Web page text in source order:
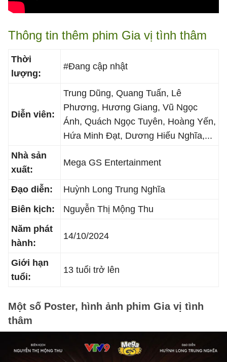
Thông tin thêm phim Gia vị tình thâm
Thời
lượng:
#Đang cập nhật
Diễn viên:
Trung Dũng, Quang Tuấn, Lê
Phương, Hương Giang, Vũ Ngọc
Ánh, Quách Ngọc Tuyên, Hoàng Yến,
Hứa Minh Đạt, Dương Hiếu Nghĩa,...
Nhà sản
xuất:
Mega GS Entertainment
Đạo diễn:
Huỳnh Long Trung Nghĩa
Biên kịch:
Nguyễn Thị Mộng Thu
Năm phát
hành:
14/10/2024
Giới hạn
tuổi:
13 tuổi trở lên
Một số Poster, hình ảnh phim Gia vị tình
thâm